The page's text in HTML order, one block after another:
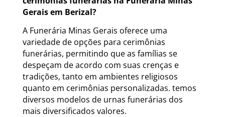
Gerais em Berizal?
A Funerária Minas Gerais oferece uma
variedade de opções para cerimônias
funerárias, permitindo que as famílias se
despeçam de acordo com suas crenças e
tradições, tanto em ambientes religiosos
quanto em cerimônias personalizadas. temos
diversos modelos de urnas funerárias dos
mais diversificados valores.